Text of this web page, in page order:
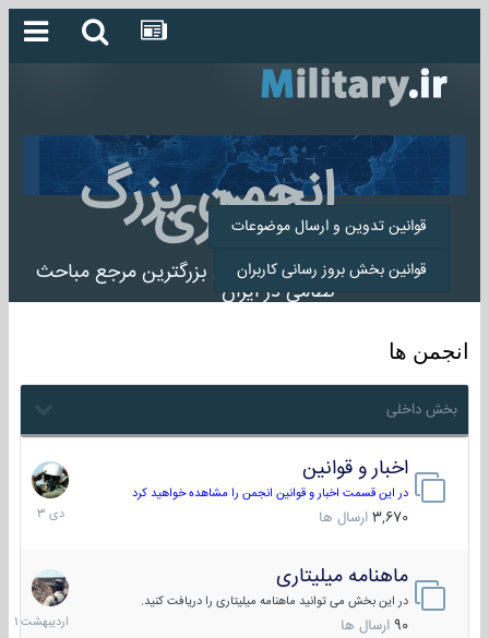
انجمن بزرگ
میلیتاری
انجمن میلیتاری بزرگترین مرجع مباحث
نظامی در ایران
قوانین تدوین و ارسال موضوعات
قوانین بخش بروز رسانی کاربران
انجمن ها
بخش داخلی
اخبار و قوانین
در این قسمت اخبار و قوانین انجمن را مشاهده خواهید کرد
3,670 ارسال ها
22
دی
1403
ماهنامه میلیتاری
در این بخش می توانید ماهنامه میلیتاری را دریافت کنید.
90 ارسال ها
30
1401